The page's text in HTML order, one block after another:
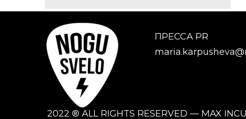
ПРЕССА PR
2022 ® ALL RIGHTS RESERVED — MAX